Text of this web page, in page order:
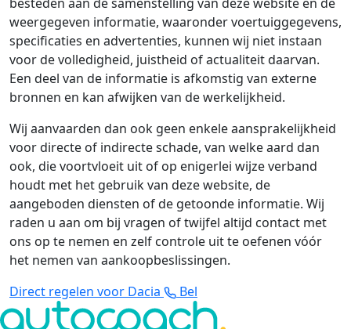
weergegeven informatie, waaronder voertuiggegevens,
specificaties en advertenties, kunnen wij niet instaan
voor de volledigheid, juistheid of actualiteit daarvan.
Een deel van de informatie is afkomstig van externe
bronnen en kan afwijken van de werkelijkheid.
Wij aanvaarden dan ook geen enkele aansprakelijkheid
voor directe of indirecte schade, van welke aard dan
ook, die voortvloeit uit of op enigerlei wijze verband
houdt met het gebruik van deze website, de
aangeboden diensten of de getoonde informatie. Wij
raden u aan om bij vragen of twijfel altijd contact met
ons op te nemen en zelf controle uit te oefenen vóór
het nemen van aankoopbeslissingen.
Direct regelen voor Dacia
Bel